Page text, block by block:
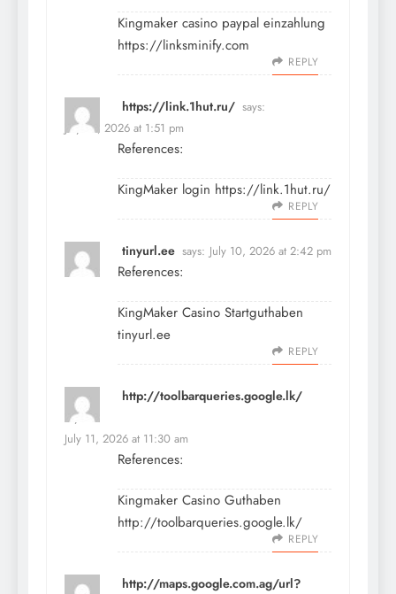
Kingmaker casino paypal einzahlung
https://linksminify.com
REPLY
https://link.1hut.ru/ says:
July 10, 2026 at 1:51 pm
References:
KingMaker login https://link.1hut.ru/
REPLY
tinyurl.ee says: July 10, 2026 at 2:42 pm
References:
KingMaker Casino Startguthaben
tinyurl.ee
REPLY
http://toolbarqueries.google.lk/
says:
July 11, 2026 at 11:30 am
References:
Kingmaker Casino Guthaben
http://toolbarqueries.google.lk/
REPLY
http://maps.google.com.ag/url?